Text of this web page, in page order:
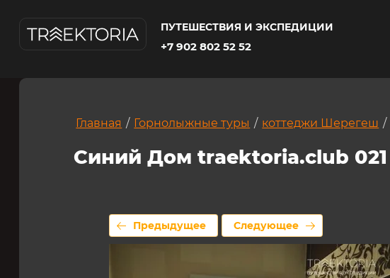
ПУТЕШЕСТВИЯ И ЭКСПЕДИЦИИ
+7 902 802 52 52
Главная / Горнолыжные туры / коттеджи Шерегеш /
Синий Дом traektoria.club 021
Предыдущее Следующее